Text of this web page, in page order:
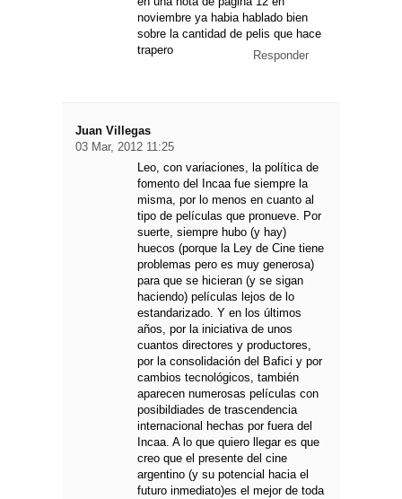
noviembre ya habia hablado bien
sobre la cantidad de pelis que hace
trapero
Responder
Juan Villegas
03 Mar, 2012 11:25
Leo, con variaciones, la política de
fomento del Incaa fue siempre la
misma, por lo menos en cuanto al
tipo de películas que pronueve. Por
suerte, siempre hubo (y hay)
huecos (porque la Ley de Cine tiene
problemas pero es muy generosa)
para que se hicieran (y se sigan
haciendo) películas lejos de lo
estandarizado. Y en los últimos
años, por la iniciativa de unos
cuantos directores y productores,
por la consolidación del Bafici y por
cambios tecnológicos, también
aparecen numerosas películas con
posibildiades de trascendencia
internacional hechas por fuera del
Incaa. A lo que quiero llegar es que
creo que el presente del cine
argentino (y su potencial hacia el
futuro inmediato)es el mejor de toda